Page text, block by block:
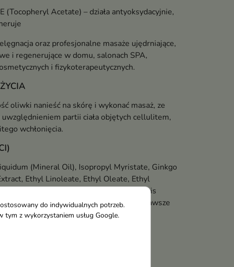
(Tocopheryl Acetate) – działa antyoksydacyjnie,
oraz profesjonalne masaże ujędrniające,
i regenerujące w domu, salonach SPA,
i fizykoterapeutycznych.
oliwki nanieść na skórę i wykonać masaż, ze
uwzględnieniem partii ciała objętych cellulitem,
wchłonięcia.
(Mineral Oil), Isopropyl Myristate, Ginkgo
Ethyl Linoleate, Ethyl Oleate, Ethyl
Acetate, Citrus Aurantium Dulcis
Citronellol. Pełny skład INCI zawsze
opakowaniu produktu.
ZADAWANE PYTANIA
do indywidualnych potrzeb.
tym z wykorzystaniem usług Google.